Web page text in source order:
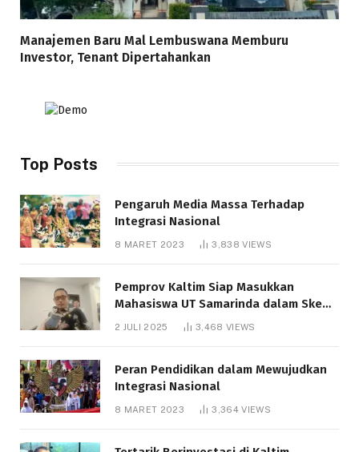
Manajemen Baru Mal Lembuswana Memburu
Investor, Tenant Dipertahankan
Top Posts
Pengaruh Media Massa Terhadap
Integrasi Nasional
8 MARET 2023 3,838VIEWS
Pemprov Kaltim Siap Masukkan
Mahasiswa UT Samarinda dalam Skema
Bantuan Pendidikan Gratispol
2 JULI 2025 3,468 VIEWS
Peran Pendidikan dalam Mewujudkan
Integrasi Nasional
8 MARET 2023 3,364VIEWS